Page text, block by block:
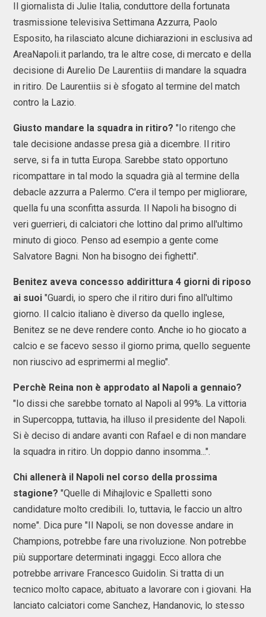
Il giornalista di Julie Italia, conduttore della fortunata
trasmissione televisiva Settimana Azzurra, Paolo
Esposito, ha rilasciato alcune dichiarazioni in esclusiva ad
AreaNapoli.it parlando, tra le altre cose, di mercato e della
decisione di Aurelio De Laurentiis di mandare la squadra
in ritiro. De Laurentiis si è sfogato al termine del match
contro la Lazio.
Giusto mandare la squadra in ritiro? "Io ritengo che
tale decisione andasse presa già a dicembre. Il ritiro
serve, si fa in tutta Europa. Sarebbe stato opportuno
ricompattare in tal modo la squadra già al termine della
debacle azzurra a Palermo. C'era il tempo per migliorare,
quella fu una sconfitta assurda. Il Napoli ha bisogno di
veri guerrieri, di calciatori che lottino dal primo all'ultimo
minuto di gioco. Penso ad esempio a gente come
Salvatore Bagni. Non ha bisogno dei fighetti".
Benitez aveva concesso addirittura 4 giorni di riposo
ai suoi "Guardi, io spero che il ritiro duri fino all'ultimo
giorno. Il calcio italiano è diverso da quello inglese,
Benitez se ne deve rendere conto. Anche io ho giocato a
calcio e se facevo sesso il giorno prima, quello seguente
non riuscivo ad esprimermi al meglio".
Perchè Reina non è approdato al Napoli a gennaio?
"Io dissi che sarebbe tornato al Napoli al 99%. La vittoria
in Supercoppa, tuttavia, ha illuso il presidente del Napoli.
Si è deciso di andare avanti con Rafael e di non mandare
la squadra in ritiro. Un doppio danno insomma...".
Chi allenerà il Napoli nel corso della prossima
stagione? "Quelle di Mihajlovic e Spalletti sono
candidature molto credibili. Io, tuttavia, le faccio un altro
nome". Dica pure "Il Napoli, se non dovesse andare in
Champions, potrebbe fare una rivoluzione. Non potrebbe
più supportare determinati ingaggi. Ecco allora che
potrebbe arrivare Francesco Guidolin. Si tratta di un
tecnico molto capace, abituato a lavorare con i giovani. Ha
lanciato calciatori come Sanchez, Handanovic, lo stesso